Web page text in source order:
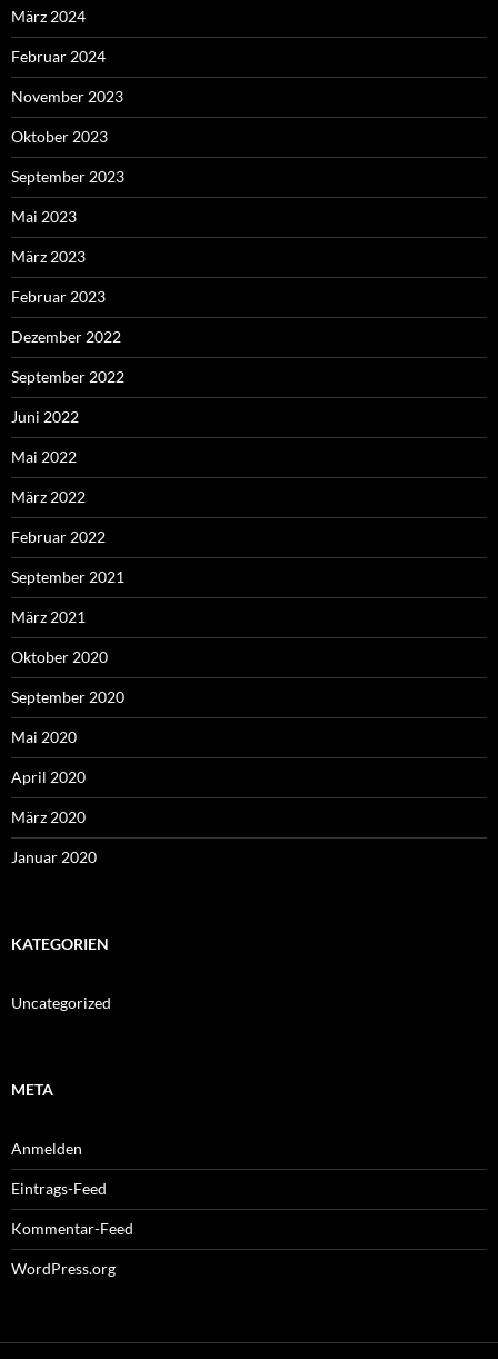
März 2024
Februar 2024
November 2023
Oktober 2023
September 2023
Mai 2023
März 2023
Februar 2023
Dezember 2022
September 2022
Juni 2022
Mai 2022
März 2022
Februar 2022
September 2021
März 2021
Oktober 2020
September 2020
Mai 2020
April 2020
März 2020
Januar 2020
KATEGORIEN
Uncategorized
META
Anmelden
Eintrags-Feed
Kommentar-Feed
WordPress.org